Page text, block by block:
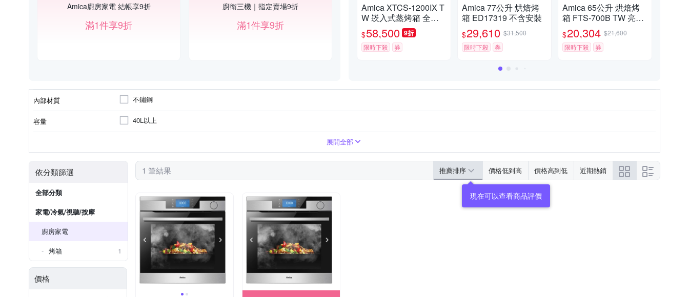
Amica廚房家電 結帳享9折
滿1件享9折
廚衛三機｜指定賣場9折
滿1件享9折
Amica XTCS-1200IX T
W 崁入式蒸烤箱 全蒸
舒肥 自動開門 多工料
理60cm
$58,500 9折
限時下殺 券
Amica 77公升 烘焙烤
箱 ED17319 不含安裝
$29,610 $31,500
限時下殺
券
Amica 65公升 烘焙烤
箱 FTS-700B TW 亮黑
色 不含安裝
$20,304 $21,600
限時下殺
券
內部材質 不鏽鋼
容量 40L以上
展開全部
依分類篩選
全部分類
家電/冷氣/視聽/按摩
廚房家電
烤箱
1
價格
1 筆結果 推薦排序 價格低到高 價格高到低 近期熱銷
現在可以查看商品評價